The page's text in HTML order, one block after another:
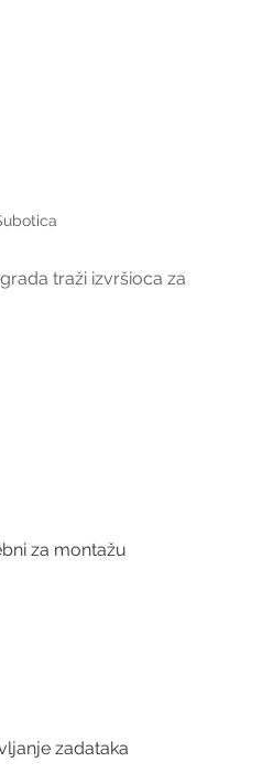
traži izvršioca za
za montažu
zadataka